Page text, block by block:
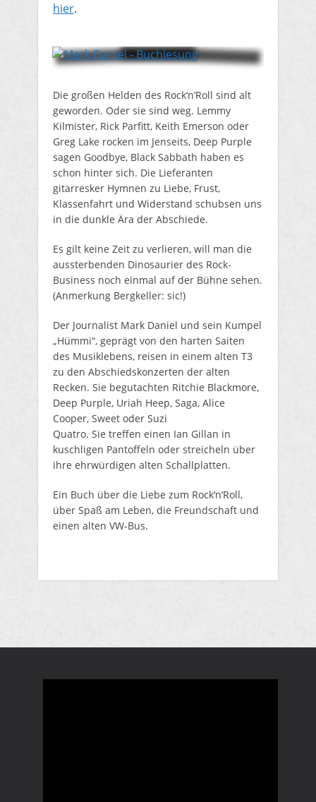
hier.
Die großen Helden des Rock‘n‘Roll sind alt
geworden. Oder sie sind weg. Lemmy
Kilmister, Rick Parfitt, Keith Emerson oder
Greg Lake rocken im Jenseits, Deep Purple
sagen Goodbye, Black Sabbath haben es
schon hinter sich. Die Lieferanten
gitarresker Hymnen zu Liebe, Frust,
Klassenfahrt und Widerstand schubsen uns
in die dunkle Ära der Abschiede.
Es gilt keine Zeit zu verlieren, will man die
aussterbenden Dinosaurier des Rock-
Business noch einmal auf der Bühne sehen.
(Anmerkung Bergkeller: sic!)
Der Journalist Mark Daniel und sein Kumpel
„Hümmi“, geprägt von den harten Saiten
des Musiklebens, reisen in einem alten T3
zu den Abschiedskonzerten der alten
Recken. Sie begutachten Ritchie Blackmore,
Deep Purple, Uriah Heep, Saga, Alice
Cooper, Sweet oder Suzi
Quatro. Sie treffen einen Ian Gillan in
kuschligen Pantoffeln oder streicheln über
ihre ehrwürdigen alten Schallplatten.
Ein Buch über die Liebe zum Rock‘n‘Roll,
über Spaß am Leben, die Freundschaft und
einen alten VW-Bus.